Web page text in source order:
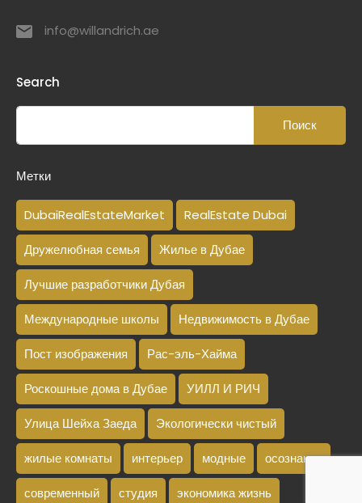
info@willandrich.ae
Search
Метки
DubaiRealEstateMarket RealEstate Dubai
Дружелюбная семья Жилье в Дубае
Лучшие разработчики Дубая
Международные школы Недвижимость в Дубае
Пост изображения Рас-эль-Хайма
Роскошные дома в Дубае УИЛЛ И РИЧ
Улица Шейха Заеда Экологически чистый
жилые комнаты интерьер модные осознание
современный студия экономика жизнь